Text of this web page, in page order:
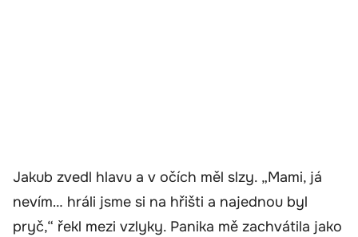
Jakub zvedl hlavu a v očích měl slzy. „Mami, já
nevím… hráli jsme si na hřišti a najednou byl
pryč,“ řekl mezi vzlyky. Panika mě zachvátila jako